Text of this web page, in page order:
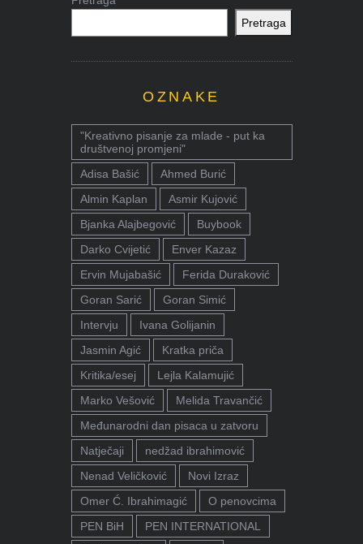
Pretraga
OZNAKE
"Kreativno pisanje za mlade - put ka
društvenoj promjeni"
Adisa Bašić
Ahmed Burić
Almin Kaplan
Asmir Kujović
Bjanka Alajbegović
Buybook
Darko Cvijetić
Enver Kazaz
Ervin Mujabašić
Ferida Duraković
Goran Sarić
Goran Simić
Intervju
Ivana Golijanin
Jasmin Agić
Kratka priča
Kritika/esej
Lejla Kalamujić
Marko Vešović
Melida Travančić
Međunarodni dan pisaca u zatvoru
Natječaji
nedžad ibrahimović
Nenad Veličković
Novi Izraz
Omer Ć. Ibrahimagić
O penovcima
PEN BiH
PEN INTERNATIONAL